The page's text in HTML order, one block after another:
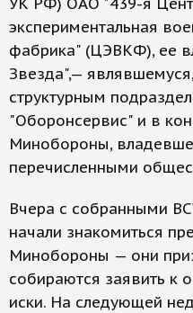
экспериментальная
фабрика" (ЦЭВКФ), ее
Звезда",—
структурным
"Оборонсервис" и в
Минобороны,
перечисленными
Вчера с собранными
начали знакомиться
Минобороны — они
собираются заявить к
иски. На следующей